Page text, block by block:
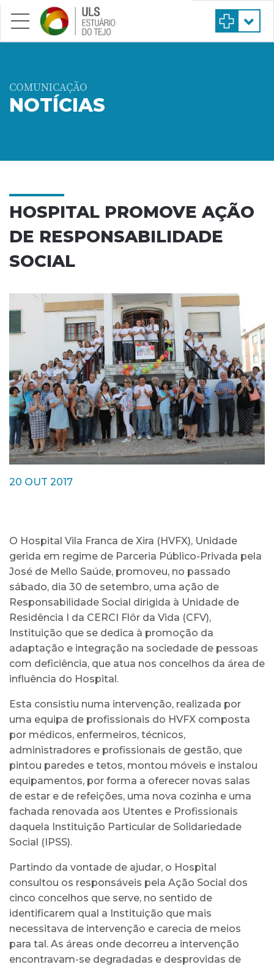
Saltar para conteúdo principal
COMUNICAÇÃO
NOTÍCIAS
HOSPITAL PROMOVE AÇÃO
DE RESPONSABILIDADE
SOCIAL
20 OUT 2017
O Hospital Vila Franca de Xira (HVFX), Unidade
gerida em regime de Parceria Público-Privada pela
José de Mello Saúde, promoveu, no passado
sábado, dia 30 de setembro, uma ação de
Responsabilidade Social dirigida à Unidade de
Residência I da CERCI Flôr da Vida (CFV),
Instituição que se dedica à promoção da
adaptação e integração na sociedade de pessoas
com deficiência, que atua nos concelhos da área de
influência do Hospital.
Esta consistiu numa intervenção, realizada por
uma equipa de profissionais do HVFX composta
por médicos, enfermeiros, técnicos,
administradores e profissionais de gestão, que
pintou paredes e tetos, montou móveis e instalou
equipamentos, por forma a oferecer novas salas
de estar e de refeições, uma nova cozinha e uma
fachada renovada aos Utentes e Profissionais
daquela Instituição Particular de Solidariedade
Social (IPSS).
Partindo da vontade de ajudar, o Hospital
consultou os responsáveis pela Ação Social dos
cinco concelhos que serve, no sentido de
identificarem qual a Instituição que mais
necessitava de intervenção e carecia de meios
para tal. As áreas onde decorreu a intervenção
encontravam-se degradadas e desprovidas de